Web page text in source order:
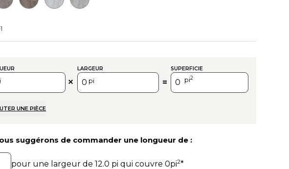
suggérons de commander une longueur de :
pour une largeur de 12.0 pi qui couvre 0pi2*
LARGEUR SUPERFICIE
pi = pi2
UNE PIÈCE